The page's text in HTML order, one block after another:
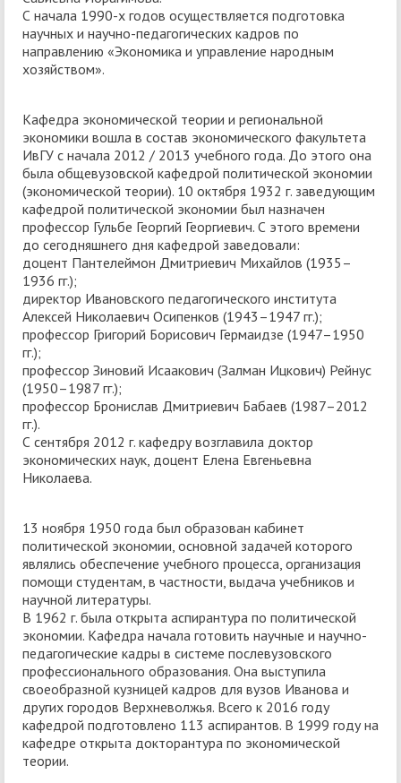
С начала 1990-х годов осуществляется подготовка
научных и научно-педагогических кадров по
направлению «Экономика и управление народным
хозяйством».
Кафедра экономической теории и региональной
экономики вошла в состав экономического факультета
ИвГУ с начала 2012 / 2013 учебного года. До этого она
была общевузовской кафедрой политической экономии
(экономической теории). 10 октября 1932 г. заведующим
кафедрой политической экономии был назначен
профессор Гульбе Георгий Георгиевич. С этого времени
до сегодняшнего дня кафедрой заведовали:
доцент Пантелеймон Дмитриевич Михайлов (1935–
1936 гг.);
директор Ивановского педагогического института
Алексей Николаевич Осипенков (1943–1947 гг.);
профессор Григорий Борисович Гермаидзе (1947–1950
гг.);
профессор Зиновий Исаакович (Залман Ицкович) Рейнус
(1950–1987 гг.);
профессор Бронислав Дмитриевич Бабаев (1987–2012
гг.).
С сентября 2012 г. кафедру возглавила доктор
экономических наук, доцент Елена Евгеньевна
Николаева.
13 ноября 1950 года был образован кабинет
политической экономии, основной задачей которого
являлись обеспечение учебного процесса, организация
помощи студентам, в частности, выдача учебников и
научной литературы.
В 1962 г. была открыта аспирантура по политической
экономии. Кафедра начала готовить научные и научно-
педагогические кадры в системе послевузовского
профессионального образования. Она выступила
своеобразной кузницей кадров для вузов Иванова и
других городов Верхневолжья. Всего к 2016 году
кафедрой подготовлено 113 аспирантов. В 1999 году на
кафедре открыта докторантура по экономической
теории.